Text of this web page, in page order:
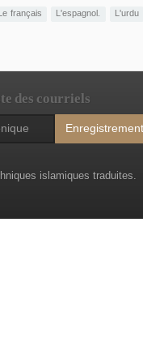
français L'espagnol. L'urdu
des courriels
Enregistrement
islamiques traduites.